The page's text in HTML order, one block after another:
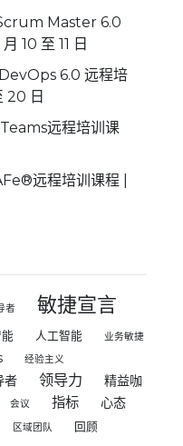
Master 6.0
10 至 11 日
6.0 远程培
20 日
远程培训课
远程培训课程 |
者 敏捷宣言
人工智能
业务敏捷
经验主义
者 领导力
精益咖
会议 指标 心态
区域团队 回顾